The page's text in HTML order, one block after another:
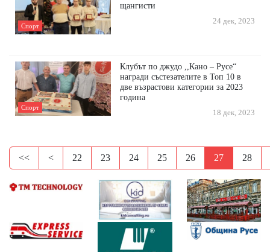
Спорт
щангисти
24 дек, 2023
Спорт
Клубът по джудо ,,Кано – Русе“
награди състезателите в Топ 10 в
две възрастови категории за 2023
година
18 дек, 2023
<< < 22 23 24 25 26 27 28